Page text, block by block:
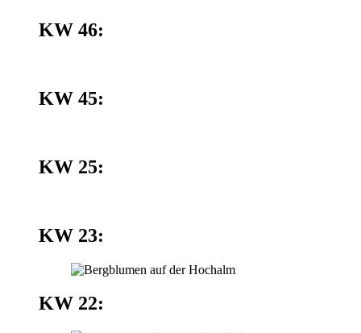
KW 46:
KW 45:
KW 25:
KW 23:
KW 22: